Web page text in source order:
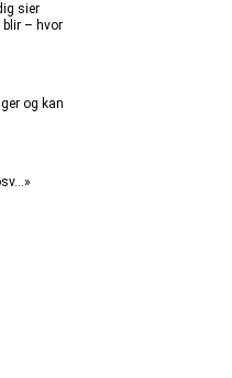
sier
– hvor
og kan